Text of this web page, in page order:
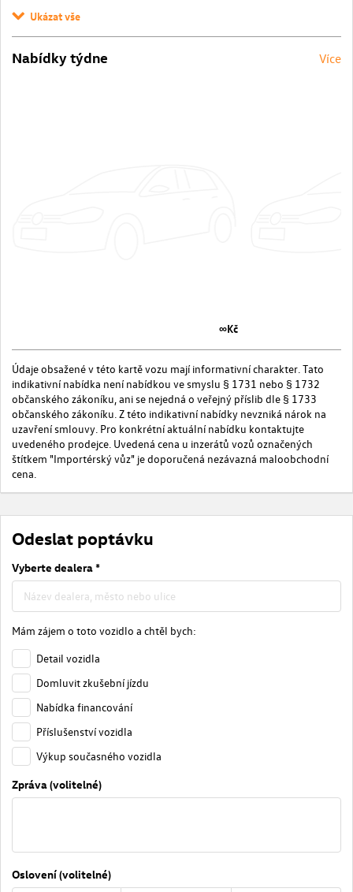
Ukázat vše
Nabídky týdne Více
∞Kč
Údaje obsažené v této kartě vozu mají informativní charakter. Tato
indikativní nabídka není nabídkou ve smyslu § 1731 nebo § 1732
občanského zákoníku, ani se nejedná o veřejný příslib dle § 1733
občanského zákoníku. Z této indikativní nabídky nevzniká nárok na
uzavření smlouvy. Pro konkrétní aktuální nabídku kontaktujte
uvedeného prodejce. Uvedená cena u inzerátů vozů označených
štítkem "Importérský vůz" je doporučená nezávazná maloobchodní
cena.
Odeslat poptávku
Vyberte dealera *
Mám zájem o toto vozidlo a chtěl bych:
Detail vozidla
Domluvit zkušební jízdu
Nabídka financování
Příslušenství vozidla
Výkup současného vozidla
Zpráva (volitelné)
Oslovení (volitelné)